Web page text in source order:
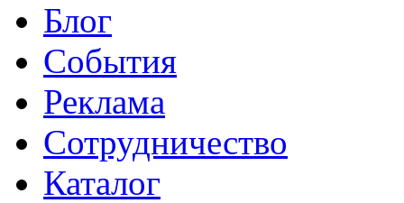
Блог
События
Реклама
Сотрудничество
Каталог